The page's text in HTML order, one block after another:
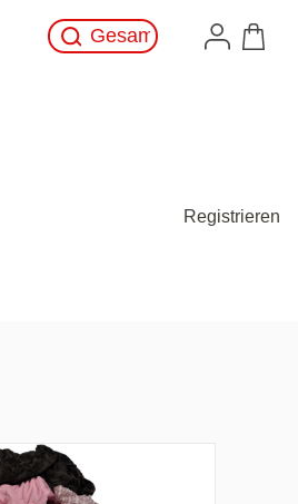
Registrieren